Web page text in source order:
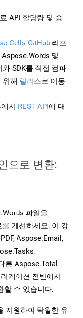
API 할당량 및 승
GitHub 리포
및
SDK를 직접 컴파
위해 릴리스로 이동
에서 REST API에 대
으로 변환:
파일을
개선하세요. 이 강
Aspose.Email,
른 Aspose.Total
케이션 전반에서
할 수 있습니다.
지원하여 탁월한 유